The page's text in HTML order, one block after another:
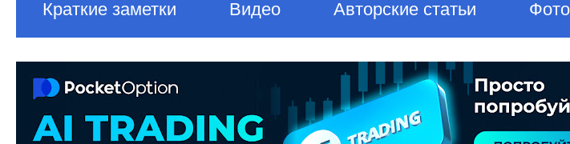
Краткие заметки Видео Авторские статьи